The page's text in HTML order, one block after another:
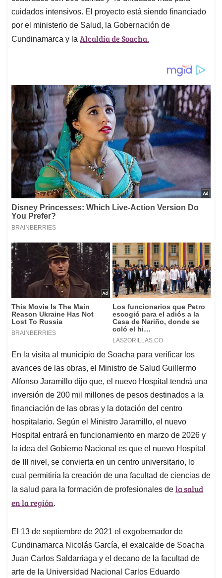
cuidados intensivos. El proyecto está siendo financiado
por el ministerio de Salud, la Gobernación de
Cundinamarca y la Alcaldía de Soacha.
En la visita al municipio de Soacha para verificar los
avances de las obras, el Ministro de Salud Guillermo
Alfonso Jaramillo dijo que, el nuevo Hospital tendrá una
inversión de 200 mil millones de pesos destinados a la
financiación de las obras y la dotación del centro
hospitalario. Según el Ministro Jaramillo, el nuevo
Hospital entrará en funcionamiento en marzo de 2026 y
la idea del Gobierno Nacional es que el nuevo Hospital
de III nivel, se convierta en un centro universitario, lo
cual permitiría la creación de una facultad de ciencias de
la salud para la formación de profesionales de la salud
en la región.
El 13 de septiembre de 2021 el exgobernador de
Cundinamarca Nicolás García, el exalcalde de Soacha
Juan Carlos Saldarriaga y el decano de la facultad de
arte de la Universidad Nacional Carlos Eduardo